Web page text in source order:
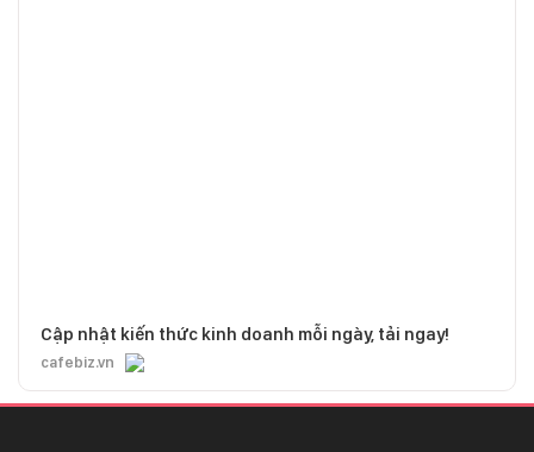
Cập nhật kiến thức kinh doanh mỗi ngày, tải ngay!
cafebiz.vn